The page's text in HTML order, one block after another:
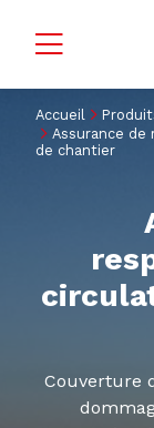
Accueil
Assurance de
de chantier
Couverture